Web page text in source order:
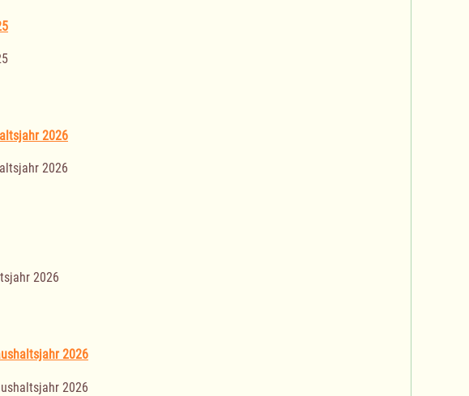
2026
2026
2026
2026
2026